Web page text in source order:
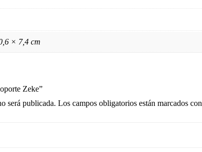
× 7,4 cm
Zeke”
será publicada. Los campos obligatorios están marcados con